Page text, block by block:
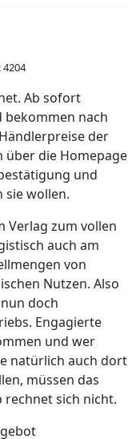
Ab sofort
nach
der
über die Homepage
und
sie wollen.
Verlag zum vollen
auch am
von
Nutzen. Also
doch
Engagierte
und wer
natürlich auch dort
müssen das
sich nicht.